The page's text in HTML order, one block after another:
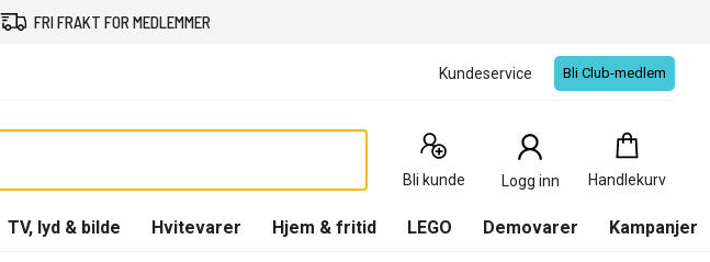
FRI FRAKT FOR MEDLEMMER
Kundeservice Bli Club-medlem
Bli kunde Logg inn Handlekurv
Handlekurv
0
Produkter
TV, lyd & bilde Hvitevarer Hjem & fritid LEGO Demovarer Kampanjer